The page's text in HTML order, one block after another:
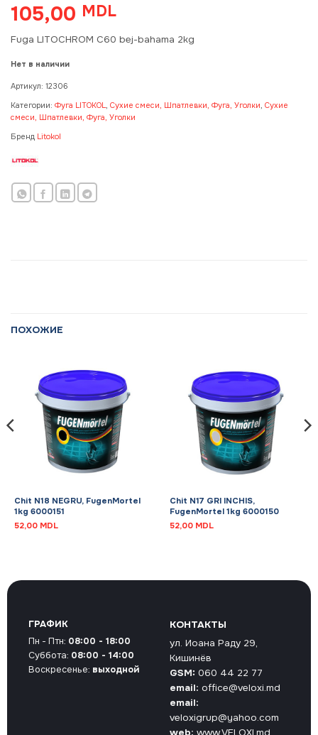
105,00 MDL
Fuga LITOCHROM C60 bej-bahama 2kg
Нет в наличии
Артикул: 12306
Категории: Фуга LITOKOL, Сухие смеси, Шпатлевки, Фуга, Уголки, Сухие
смеси, Шпатлевки, Фуга, Уголки
Бренд Litokol
ПОХОЖИЕ
Chit N18 NEGRU, FugenMortel
1kg 6000151
52,00 MDL
Chit N17 GRI INCHIS,
FugenMortel 1kg 6000150
52,00 MDL
КОНТАКТЫ
ул. Иоана Раду 29,
Кишинёв
GSM: 060 44 22 77
email: office@veloxi.md
email:
veloxigrup@yahoo.com
web: www.VELOXI.md
ГРАФИК
Пн - Птн: 08:00 - 18:00
Суббота: 08:00 - 14:00
Воскресенье: выходной